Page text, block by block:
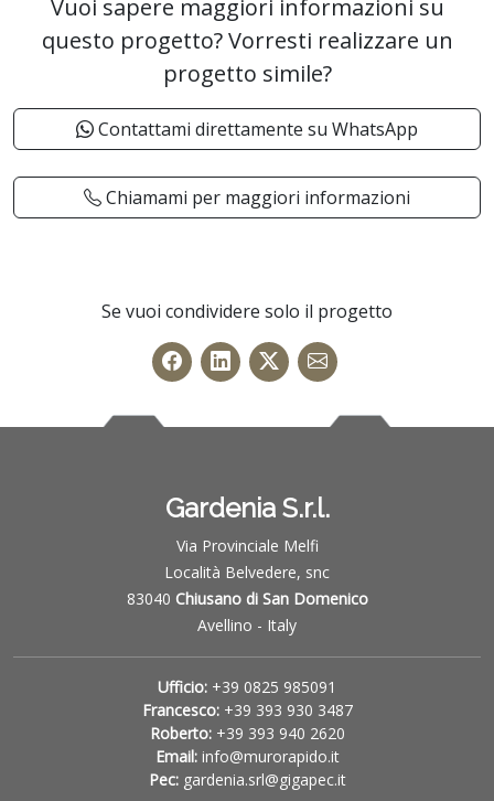
Vuoi sapere maggiori informazioni su
questo progetto? Vorresti realizzare un
progetto simile?
Contattami direttamente su WhatsApp
Chiamami per maggiori informazioni
Se vuoi condividere solo il progetto
Gardenia S.r.l.
Via Provinciale Melfi
Località Belvedere, snc
83040 Chiusano di San Domenico
Avellino - Italy
Ufficio: +39 0825 985091
Francesco: +39 393 930 3487
Roberto: +39 393 940 2620
Email: info@murorapido.it
Pec: gardenia.srl@gigapec.it